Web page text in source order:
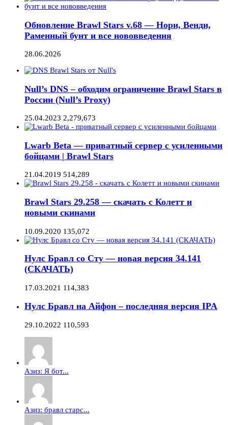
Обновление Brawl Stars v.68 — Нори, Венди,
Раменный бунт и все нововведения
28.06.2026
Null’s DNS – обходим ограничение Brawl Stars в
России (Null’s Proxy)
25.04.2023 2,279,673
Lwarb Beta — приватный сервер с усиленными
бойцами | Brawl Stars
21.04.2019 514,289
Brawl Stars 29.258 — скачать с Колетт и
новыми скинами
10.09.2020 135,072
Нулс Бравл со Сту — новая версия 34.141
(СКАЧАТЬ)
17.03.2021 114,383
Нулс Бравл на Айфон – последняя версия IPA
29.10.2022 110,593
Азиз: Я бот...
Азиз: бравл старс...